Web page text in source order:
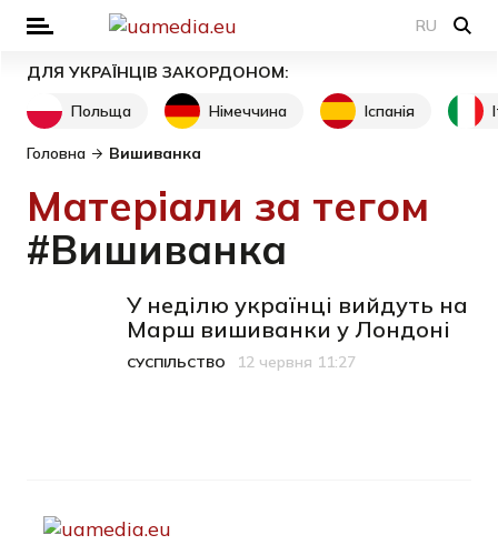
RU
ДЛЯ УКРАЇНЦІВ ЗАКОРДОНОМ:
Польща
Німеччина Іспанія
Головна Вишиванка
Матеріали за тегом
#Вишиванка
У неділю українці вийдуть на
Марш вишиванки у Лондоні
Категорія
СУСПІЛЬСТВО
Дата публікації12 червня 11:27